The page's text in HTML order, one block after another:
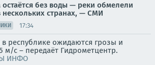
остаётся без воды — реки обмелели
нескольких странах, — СМИ
17:34
республике ожидаются грозы и
м/с – передаёт Гидрометцентр.
ИНФО